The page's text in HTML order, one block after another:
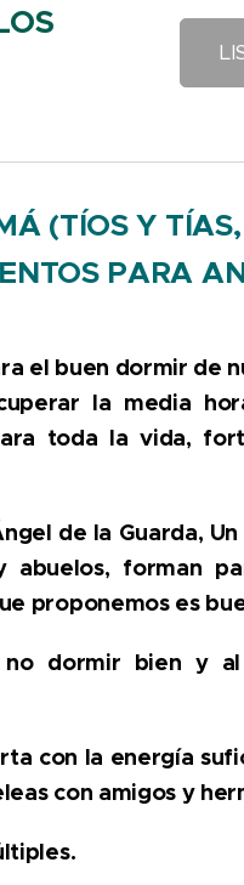
(TÍOS Y
PARA
el buen dormir de
la media
toda la vida,
de la Guarda,
abuelos, forman
proponemos es
dormir bien y
con la energía
con amigos y